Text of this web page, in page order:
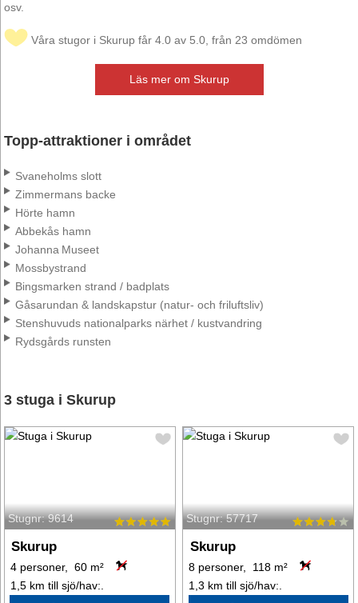
osv.
Läs mer om Skurup
Våra stugor i Skurup får 4.0 av 5.0, från 23 omdömen
Topp-attraktioner i området
Svaneholms slott
Zimmermans backe
Hörte hamn
Abbekås hamn
Johanna Museet
Mossbystrand
Bingsmarken strand / badplats
Gåsarundan & landskapstur (natur‑ och friluftsliv)
Stenshuvuds nationalparks närhet / kustvandring
Rydsgårds runsten
3 stuga i Skurup
Stugnr: 9614
Skurup
4 personer, 60 m²
1,5 km till sjö/hav:.
Stugnr: 57717
Skurup
8 personer, 118 m²
1,3 km till sjö/hav:.